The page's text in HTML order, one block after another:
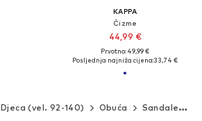
KAPPA
Čizme
44,99 €
Prvotno: 49,99 €
Posljednja najniža cijena:33,74 €
Djeca (vel. 92-140) Obuća Sandale